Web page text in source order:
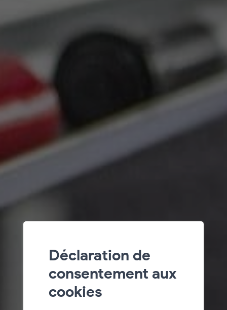
Déclaration de
consentement aux
cookies